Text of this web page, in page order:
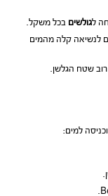
לגולשים בכל משקל.
לנשיאה קלה מהמים
שטח הגלשן.
למים: